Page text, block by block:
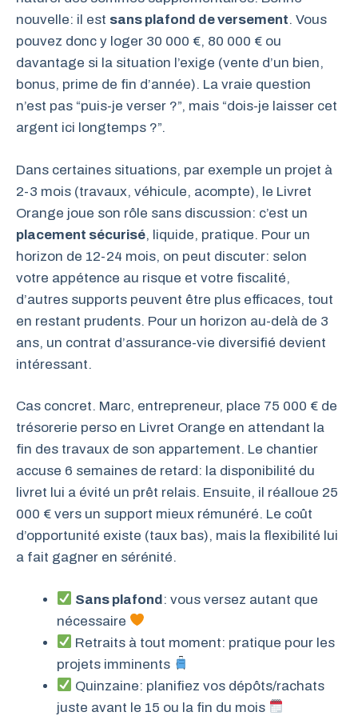
nouvelle: il est sans plafond de versement. Vous
pouvez donc y loger 30 000 €, 80 000 € ou
davantage si la situation l’exige (vente d’un bien,
bonus, prime de fin d’année). La vraie question
n’est pas “puis-je verser ?”, mais “dois-je laisser cet
argent ici longtemps ?”.
Dans certaines situations, par exemple un projet à
2-3 mois (travaux, véhicule, acompte), le Livret
Orange joue son rôle sans discussion: c’est un
placement sécurisé, liquide, pratique. Pour un
horizon de 12-24 mois, on peut discuter: selon
votre appétence au risque et votre fiscalité,
d’autres supports peuvent être plus efficaces, tout
en restant prudents. Pour un horizon au-delà de 3
ans, un contrat d’assurance-vie diversifié devient
intéressant.
Cas concret. Marc, entrepreneur, place 75 000 € de
trésorerie perso en Livret Orange en attendant la
fin des travaux de son appartement. Le chantier
accuse 6 semaines de retard: la disponibilité du
livret lui a évité un prêt relais. Ensuite, il réalloue 25
000 € vers un support mieux rémunéré. Le coût
d’opportunité existe (taux bas), mais la flexibilité lui
a fait gagner en sérénité.
Sans plafond: vous versez autant que
nécessaire
Retraits à tout moment: pratique pour les
projets imminents
Quinzaine: planifiez vos dépôts/rachats
juste avant le 15 ou la fin du mois